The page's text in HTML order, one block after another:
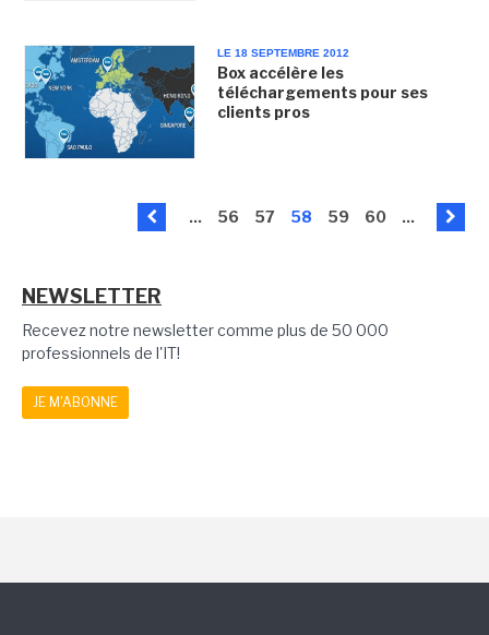
LE 18 SEPTEMBRE 2012
Box accélère les
téléchargements pour ses
clients pros
... 56 57 58 59 60 ...
NEWSLETTER
Recevez notre newsletter comme plus de 50 000
professionnels de l'IT!
JE M'ABONNE